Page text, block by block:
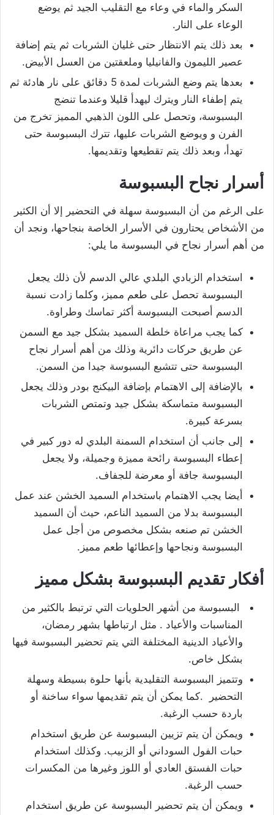
السكر والماء في وعاء مع التقليب الجيد ثم يوضع
الوعاء على النار.
بعد ذلك يتم الانتظار حتى غليان الشربات ثم يتم إضافة
عصير الليمون والفانيليا وملعقتين من العسل الأبيض.
بعدها يتم وضع الشربات لمدة 5 دقائق على نار هادئة ثم
يتم إطفاء النار ويترك ليهدأ قليلا وعندما تنضج
البسبوسة، وتحصل على اللون الذهبي المميز تخرج من
الفرن و ويوضع الشربات عليها، تترك البسبوسة حتى
تهدأ، وبعد ذلك يتم تقطيعها وتقديمها.
أسرار نجاح البسبوسة
على الرغم من أن البسبوسة سهلة في التحضير إلا أن الكثير
من الأشخاص يحتارون في الأسرار الخاصة بنجاحها، ونجد أن
من أهم أسرار نجاح في البسبوسة ما يلي:
استخدام الزبادي البلدي عالي الدسم لأن ذلك يجعل
البسبوسة تحصل على طعم مميز، وكلما زادت نسبة
الدسم أصبحت البسبوسة أكثر تماسك وطراوة.
كما يجب مراعاة خلطة السميد بشكل جيد مع السمن
عن طريق حركات دائرية وذلك من أهم أسرار نجاح
البسبوسة حتى تتشبع البسبوسة جيدا من السمن.
بالإضافة إلى الاهتمام بإضافة البيكنج بودر وذلك يجعل
البسبوسة متماسكة بشكل جيد وتمتص الشربات
بسرعة كبيرة.
إلى جانب أن استخدام السمنة البلدي له دور كبير في
إعطاء البسبوسة رائحة مميزة وجميلة، ولا يجعل
البسبوسة جافة أو معرضة للجفاف.
أيضا يجب الاهتمام باستخدام السميد الخشن عند عمل
البسبوسة بدلا من السميد الناعم، حيث أن السميد
الخشن تم صنعه بشكل مخصوص من أجل عمل
البسبوسة ونجاحها وإعطائها طعم مميز.
أفكار تقديم البسبوسة بشكل مميز
البسبوسة من أشهر الحلويات التي ترتبط بالكثير من
المناسبات والأعياد . مثل ارتباطها بشهر رمضان،
والأعياد الدينية المختلفة التي يتم تحضير البسبوسة فيها
بشكل خاص.
وتتميز البسبوسة التقليدية بأنها حلوة بسيطة وسهلة
التحضير .كما يمكن أن يتم تقديمها سواء ساخنة أو
باردة حسب الرغبة.
ويمكن أن يتم تزيين البسبوسة عن طريق استخدام
حبات الفول السوداني أو الزبيب. وكذلك استخدام
حبات الفستق العادي أو اللوز وغيرها من المكسرات
حسب الرغبة.
ويمكن أن يتم تحضير البسبوسة عن طريق استخدام